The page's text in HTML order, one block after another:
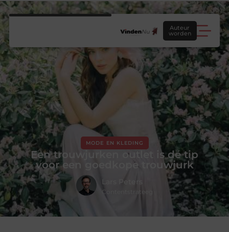
Auteur
worden
MODE EN KLEDING
Een trouwjurken outlet is dé tip
voor een goedkope trouwjurk
Lars Peters
Contentstrateeg